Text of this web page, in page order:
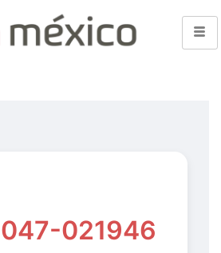
021946